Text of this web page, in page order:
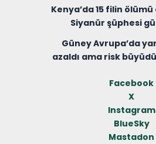
Kenya’da 15 filin ölümü
Siyanür şüphesi
Güney Avrupa’da
azaldı ama risk
Facebook
X
Instagram
BlueSky
Mastadon